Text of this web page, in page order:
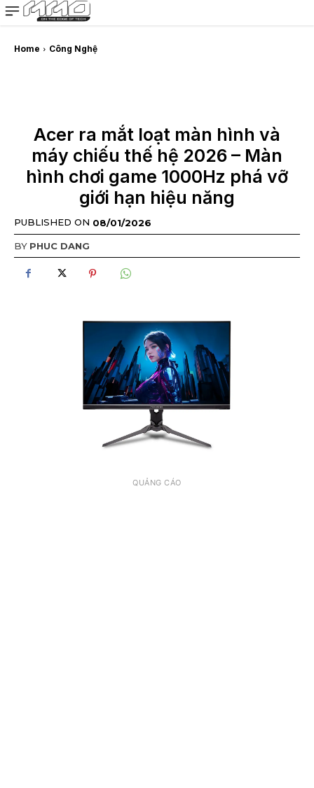
MMOSITE - Thông tin công nghệ
Bài viết nổi bật
Home Công Nghệ
Acer ra mắt loạt màn hình và
máy chiếu thế hệ 2026 – Màn
hình chơi game 1000Hz phá vỡ
giới hạn hiệu năng
PUBLISHED ON 08/01/2026
BY PHUC DANG
QUẢNG CÁO